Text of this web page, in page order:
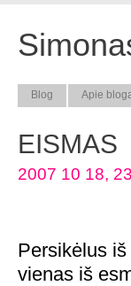
Blog Apie
EISMAS
2007 10 18,
Persikėlus
vienas iš